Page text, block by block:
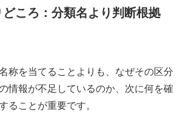
ころ：分類名より判断根拠
称を当てることよりも、なぜその区分
情報が不足しているのか、次に何を確
ることが重要です。